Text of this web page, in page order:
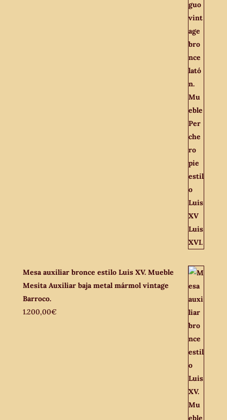
Mesa auxiliar bronce estilo Luis XV. Mueble
Mesita Auxiliar baja metal mármol vintage
Barroco.
1.200,00€